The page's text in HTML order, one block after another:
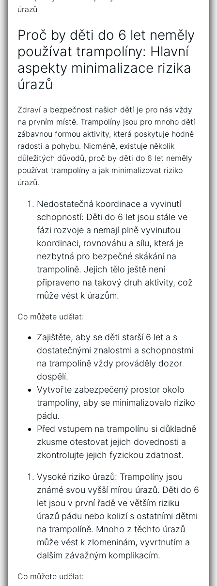
Proč by děti do ​6 let ⁤neměly ​
používat trampolíny: Hlavní
⁢aspekty minimalizace rizika
úrazů
Zdraví a ⁢bezpečnost ⁣našich dětí je pro nás vždy⁣
na prvním místě. ⁢Trampolíny jsou pro mnoho​ dětí
zábavnou formou aktivity, která poskytuje ‍hodně
radosti a pohybu. ⁤Nicméně, existuje několik
důležitých důvodů, proč by děti do 6 ⁢let neměly
používat trampolíny a jak minimalizovat riziko
úrazů.
Nedostatečná koordinace a​ vyvinutí⁤
schopností: Děti do 6 ⁣let‌ jsou stále ve
⁣fázi rozvoje a nemají ⁣plně ⁤vyvinutou
koordinaci, ​rovnováhu a sílu,⁤ která je
nezbytná pro ​bezpečné⁣ skákání na
trampolíně. Jejich tělo ještě není
připraveno na takový druh aktivity, což
může vést k úrazům.
Co můžete udělat:
Zajištěte, aby se děti starší ​6 let a s⁤
dostatečnými znalostmi a schopnostmi
na ⁢trampolíně vždy prováděly dozor
dospělí.
Vytvořte zabezpečený prostor okolo
trampolíny, aby‌ se ‌minimalizovalo riziko
pádu.
Před vstupem na trampolínu ‌si důkladně
⁤zkusme otestovat jejich dovednosti a
zkontrolujte jejich fyzickou zdatnost.
Vysoké riziko úrazů: Trampolíny⁢ jsou
známé‍ svou vyšší ⁤mírou ‍úrazů.⁣ Děti ⁣do 6
let ⁢jsou‌ v první řadě ve větším riziku
úrazů pádu nebo kolizí⁤ s ostatními​ dětmi
na trampolíně. Mnoho z těchto úrazů
může vést k zlomeninám, vyvrtnutím a
dalším závažným komplikacím.
Co můžete udělat: